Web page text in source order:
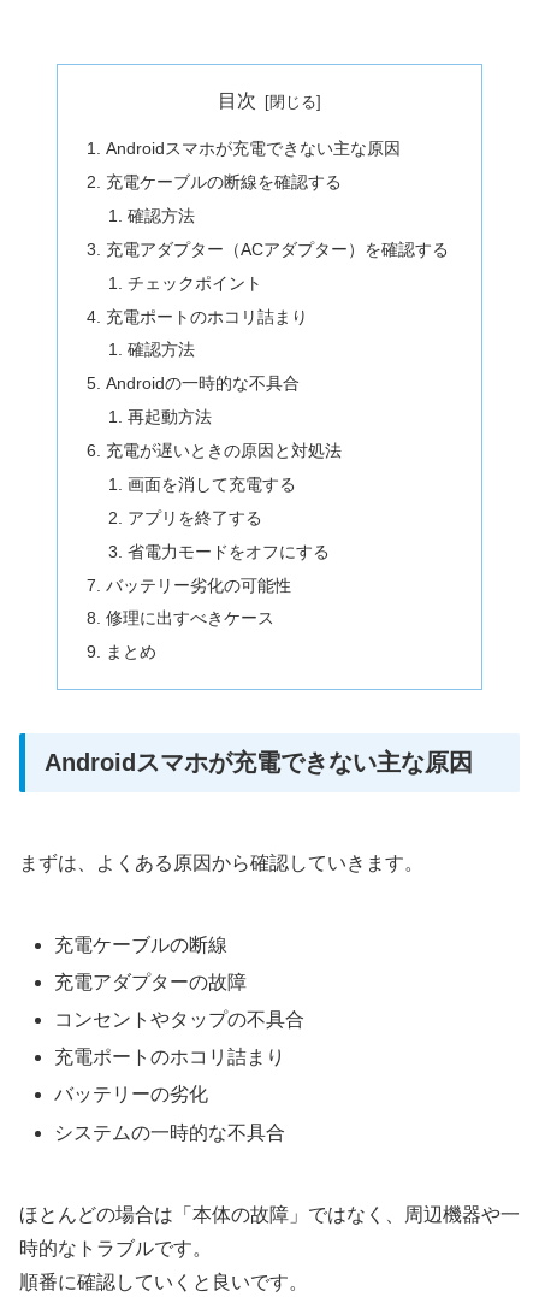
目次
Androidスマホが充電できない主な原因
充電ケーブルの断線を確認する
確認方法
充電アダプター（ACアダプター）を確認する
チェックポイント
充電ポートのホコリ詰まり
確認方法
Androidの一時的な不具合
再起動方法
充電が遅いときの原因と対処法
画面を消して充電する
アプリを終了する
省電力モードをオフにする
バッテリー劣化の可能性
修理に出すべきケース
まとめ
Androidスマホが充電できない主な原因
まずは、よくある原因から確認していきます。
充電ケーブルの断線
充電アダプターの故障
コンセントやタップの不具合
充電ポートのホコリ詰まり
バッテリーの劣化
システムの一時的な不具合
ほとんどの場合は「本体の故障」ではなく、周辺機器や一
時的なトラブルです。
順番に確認していくと良いです。